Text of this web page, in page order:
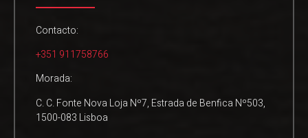
Contacto:
+351 911758766
Morada:
C. C. Fonte Nova Loja Nº7, Estrada de Benfica Nº503,
1500-083 Lisboa